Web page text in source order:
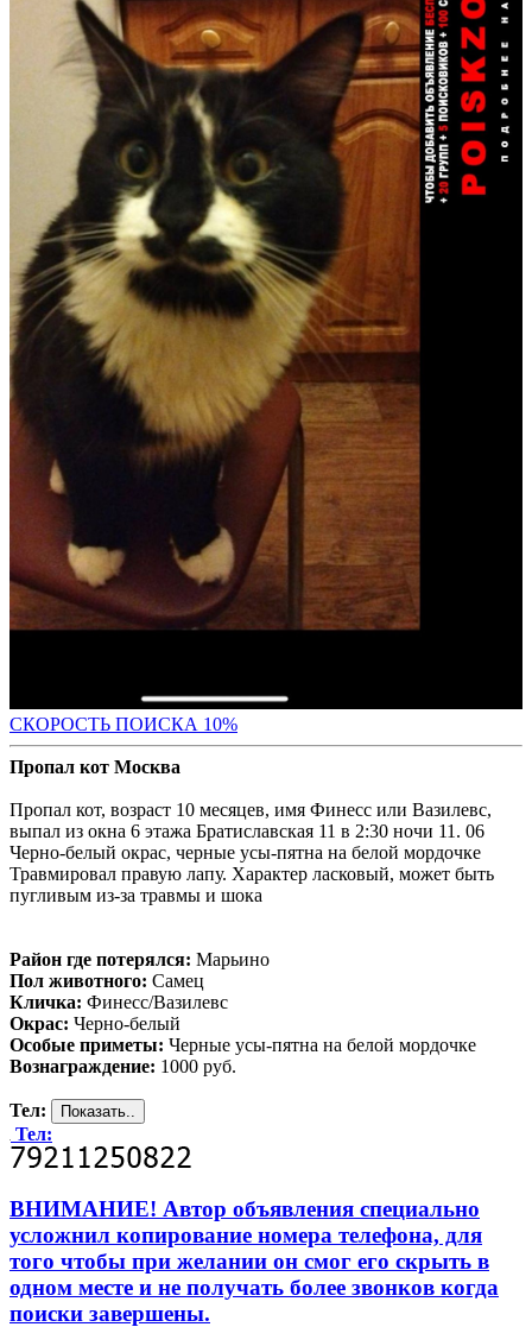
СКОРОСТЬ ПОИСКА 10%
Пропал кот Москва
Пропал кот, возраст 10 месяцев, имя Финесс или Вазилевс,
выпал из окна 6 этажа Братиславская 11 в 2:30 ночи 11. 06
Черно-белый окрас, черные усы-пятна на белой мордочке
Травмировал правую лапу. Характер ласковый, может быть
пугливым из-за травмы и шока
Район где потерялся: Марьино
Пол животного: Самец
Кличка: Финесс/Вазилевс
Окрас: Черно-белый
Особые приметы: Черные усы-пятна на белой мордочке
Вознаграждение: 1000 руб.
Тел:
Тел:
ВНИМАНИЕ! Автор объявления специально
усложнил копирование номера телефона, для
того чтобы при желании он смог его скрыть в
одном месте и не получать более звонков когда
поиски завершены.